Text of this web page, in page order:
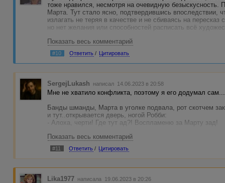
тоже нравился, несмотря на очевидную безыскусность.
Марта. Тут стало ясно, подтвердившись впоследствии,
излагать не теряя в качестве и не сбиваясь на
но нет желания или способностей расписать всё
Показать весь комментарий
#10 Ответить / Цитировать
SergejLukash написал 14.06.2023 в 20:58
Мне не хватило конфликта, поэтому я его додумал сам...
Банды шманды, Марта в уголке подвала, рот скотчем
и тут..открывается дверь, ногой Робби:
- Алоха, черти! Где тут ад?! Воспламеню за Марту зад!
Дальше экшн понятное дело, все взрывается, горит,
выносит Марту на руках из огня, а-а-а, лавли ))
Ну и для затравочки на вторую серию, камера смотрит
дорожке держась за ручки, а слева полыхает дом, и
многозначительный конец...
Показать весь комментарий
#11 Ответить / Цитировать
Lika1977 написала 19.06.2023 в 20:26